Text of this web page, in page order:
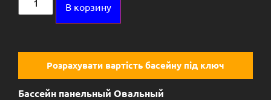
В корзину
Розрахувати вартість басейну під ключ
Бассейн панельный Овальный